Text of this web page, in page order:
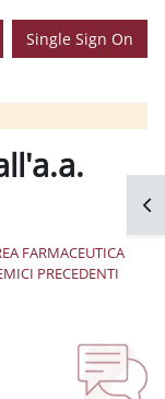
Single Sign On
FARMACEUTICA
PRECEDENTI